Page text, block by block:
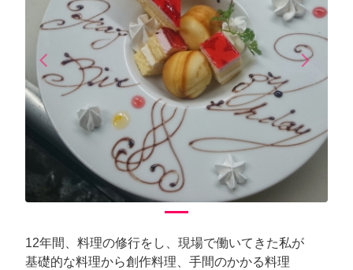
arrow_back_iosPrevious arrow_forward_iosNext
12年間、料理の修行をし、現場で働いてきた私が
基礎的な料理から創作料理、手間のかかる料理